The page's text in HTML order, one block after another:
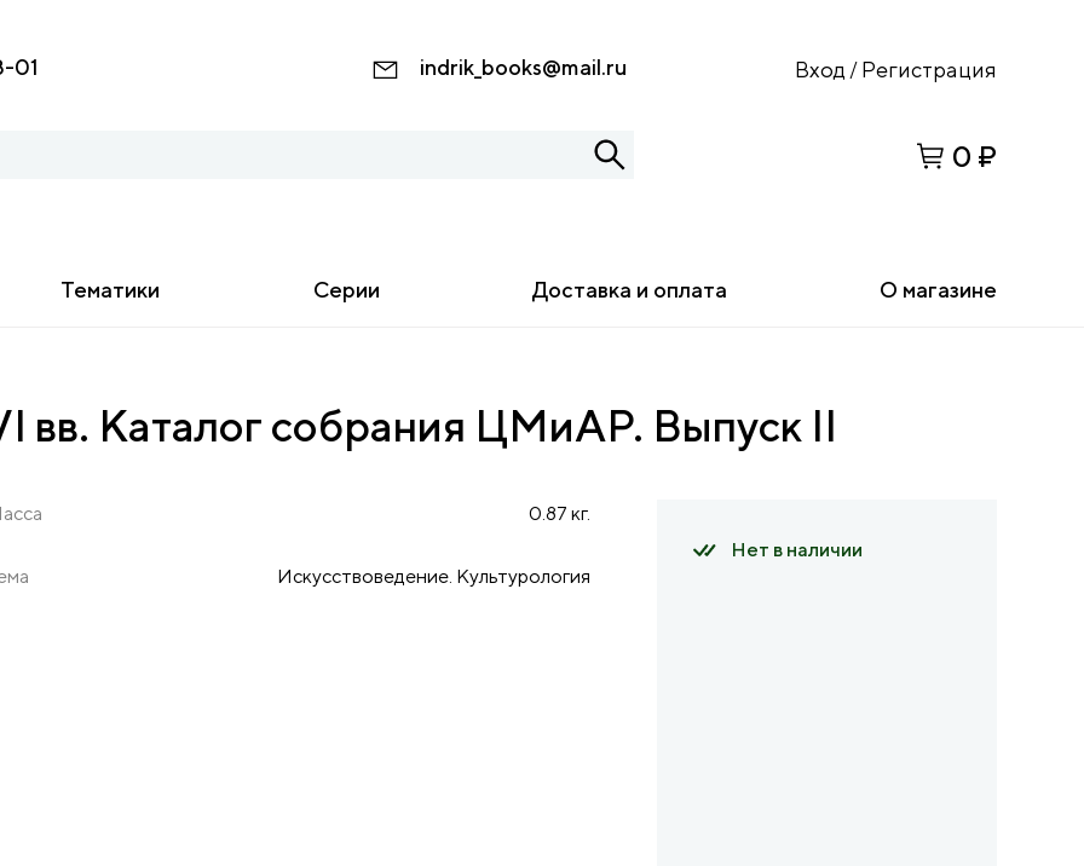
01 indrik_books@mail.ru Вход / Регистрация
0 ₽
Тематики Серии Доставка и оплата О магазине
Каталог собрания ЦМиАР. Выпуск II
0.87 кг.
Искусствоведение. Культурология
Нет в наличии